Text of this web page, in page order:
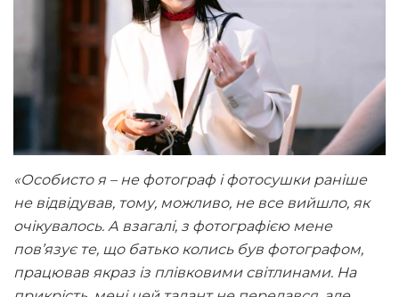
«Особисто я – не фотограф і фотосушки раніше
не відвідував, тому, можливо, не все вийшло, як
очікувалось. А взагалі, з фотографією мене
пов’язує те, що батько колись був фотографом,
працював якраз із плівковими світлинами. На